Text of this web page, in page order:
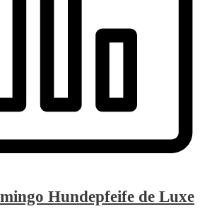
Hundepfeife de Luxe